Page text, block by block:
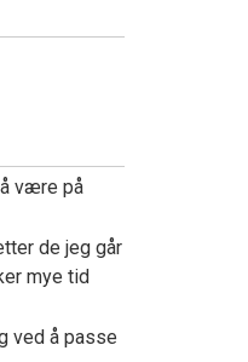
være på
de jeg går
mye tid
ved å passe